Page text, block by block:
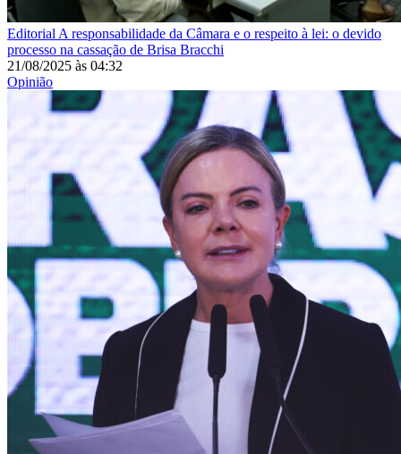
Editorial A responsabilidade da Câmara e o respeito à lei: o devido
processo na cassação de Brisa Bracchi
21/08/2025 às 04:32
Opinião